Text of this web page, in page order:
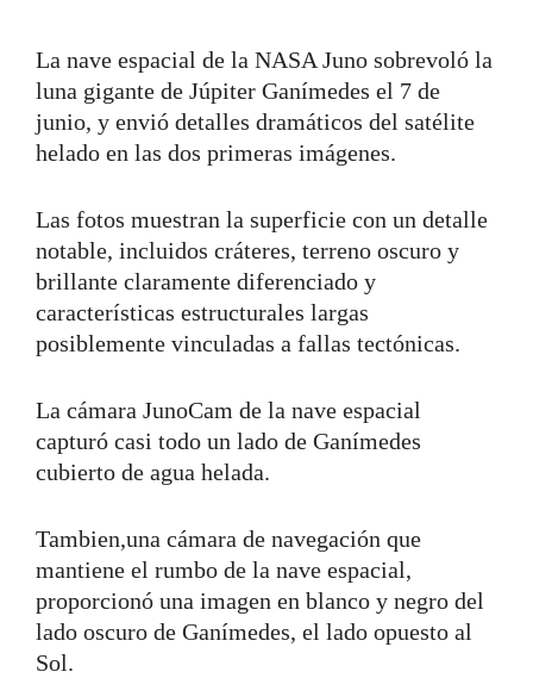
La nave espacial de la NASA Juno sobrevoló la
luna gigante de Júpiter Ganímedes el 7 de
junio, y envió detalles dramáticos del satélite
helado en las dos primeras imágenes.
Las fotos muestran la superficie con un detalle
notable, incluidos cráteres, terreno oscuro y
brillante claramente diferenciado y
características estructurales largas
posiblemente vinculadas a fallas tectónicas.
La cámara JunoCam de la nave espacial
capturó casi todo un lado de Ganímedes
cubierto de agua helada.
Tambien,una cámara de navegación que
mantiene el rumbo de la nave espacial,
proporcionó una imagen en blanco y negro del
lado oscuro de Ganímedes, el lado opuesto al
Sol.